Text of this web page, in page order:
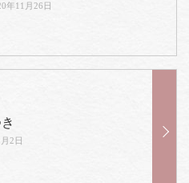
年11月26日
2日